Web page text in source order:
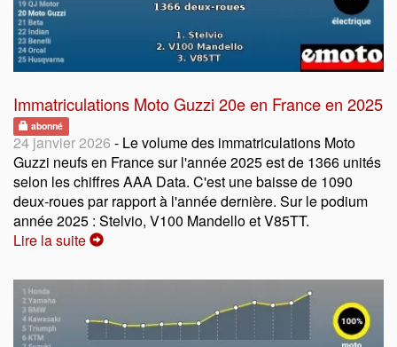
Immatriculations Moto Guzzi 20e en France en 2025
abonné
24 janvier 2026 - Le volume des immatriculations Moto
Guzzi neufs en France sur l'année 2025 est de 1366 unités
selon les chiffres AAA Data. C'est une baisse de 1090
deux-roues par rapport à l'année dernière. Sur le podium
année 2025 : Stelvio, V100 Mandello et V85TT.
Lire la suite